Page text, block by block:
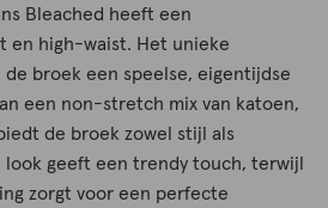
Bleached heeft een
en high-waist. Het unieke
de broek een speelse, eigentijdse
een non-stretch mix van katoen,
de broek zowel stijl als
look geeft een trendy touch, terwijl
zorgt voor een perfecte